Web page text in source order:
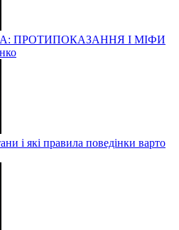
ПРОТИПОКАЗАННЯ І МІФИ
і які правила поведінки варто